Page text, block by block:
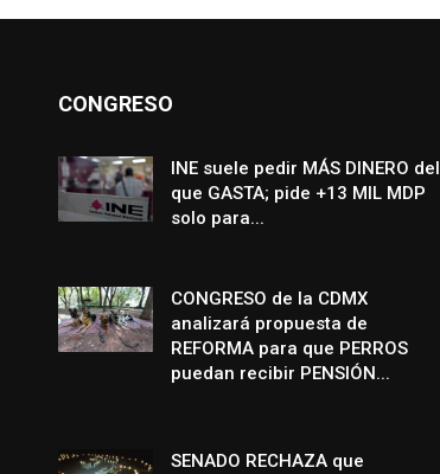
CONGRESO
INE suele pedir MÁS DINERO del
que GASTA; pide +13 MIL MDP
solo para...
CONGRESO de la CDMX
analizará propuesta de
REFORMA para que PERROS
puedan recibir PENSIÓN...
SENADO RECHAZA que